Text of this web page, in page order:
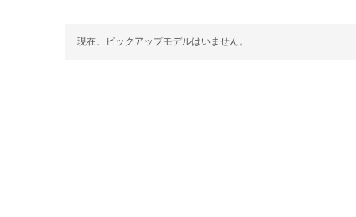
現在、ピックアップモデルはいません。